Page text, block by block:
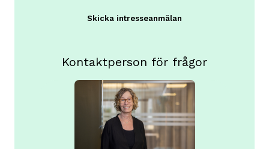
Skicka intresseanmälan
Kontaktperson för frågor